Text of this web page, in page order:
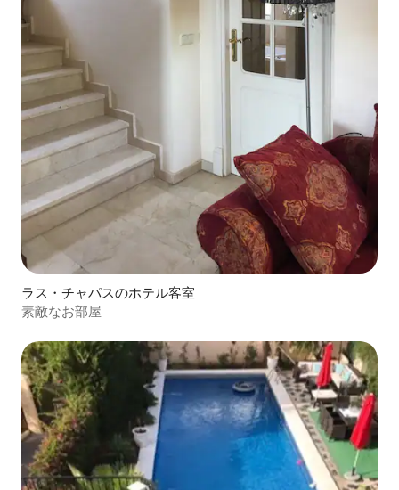
ラス・チャパスのホテル客室
素敵なお部屋